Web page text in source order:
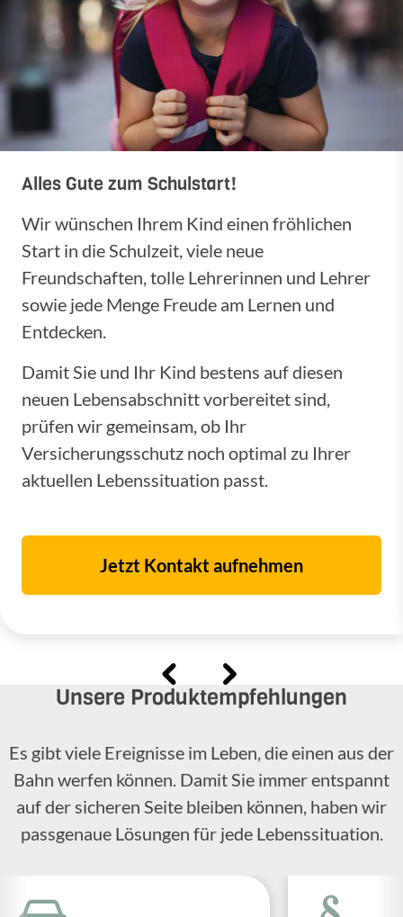
Alles Gute zum Schulstart!
Wir wünschen Ihrem Kind einen fröhlichen
Start in die Schulzeit, viele neue
Freundschaften, tolle Lehrerinnen und Lehrer
sowie jede Menge Freude am Lernen und
Entdecken.
Damit Sie und Ihr Kind bestens auf diesen
neuen Lebensabschnitt vorbereitet sind,
prüfen wir gemeinsam, ob Ihr
Versicherungsschutz noch optimal zu Ihrer
aktuellen Lebenssituation passt.
Jetzt Kontakt aufnehmen
Unsere Produktempfehlungen
Es gibt viele Ereignisse im Leben, die einen aus der
Bahn werfen können. Damit Sie immer entspannt
auf der sicheren Seite bleiben können, haben wir
passgenaue Lösungen für jede Lebenssituation.